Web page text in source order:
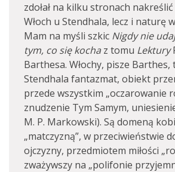
zdołał na kilku stronach
Włoch u Stendhala, lecz i naturę
Mam na myśli szkic Nigdy nie
tym, co się kocha z tomu Lektury
Barthesa. Włochy, pisze Barthes,
Stendhala fantazmat, obiekt
przede wszystkim „oczarowanie
znudzenie Tym Samym,
M. P. Markowski). Są domeną
„matczyzną”, w przeciwieństwie
ojczyzny, przedmiotem miłości
zważywszy na „polifonie